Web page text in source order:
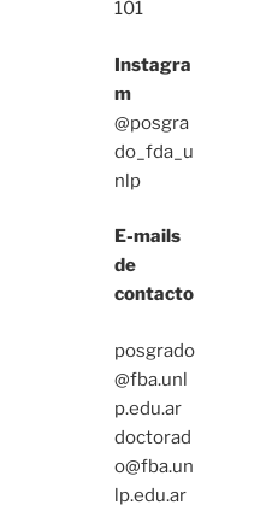
101
Instagra
m
@posgra
do_fda_u
nlp
E-mails
de
contacto
posgrado
@fba.unl
p.edu.ar
doctorad
o@fba.un
lp.edu.ar